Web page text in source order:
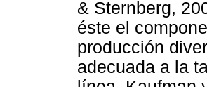
& Sternberg,
éste el
producción
adecuada a la